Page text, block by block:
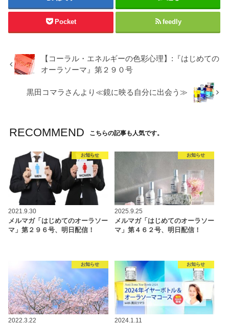
Pocket feedly
【コーラル・エネルギーの色彩心理】:『はじめての
オーラソーマ』第２９０号
黒田コマラさんより≪鏡に映る自分に出会う≫
RECOMMEND こちらの記事も人気です。
お知らせ
2021.9.30
メルマガ「はじめてのオーラソー
マ」第２９６号、明日配信！
お知らせ
2025.9.25
メルマガ「はじめてのオーラソー
マ」第４６２号、明日配信！
お知らせ
2022.3.22
お知らせ
2024.1.11